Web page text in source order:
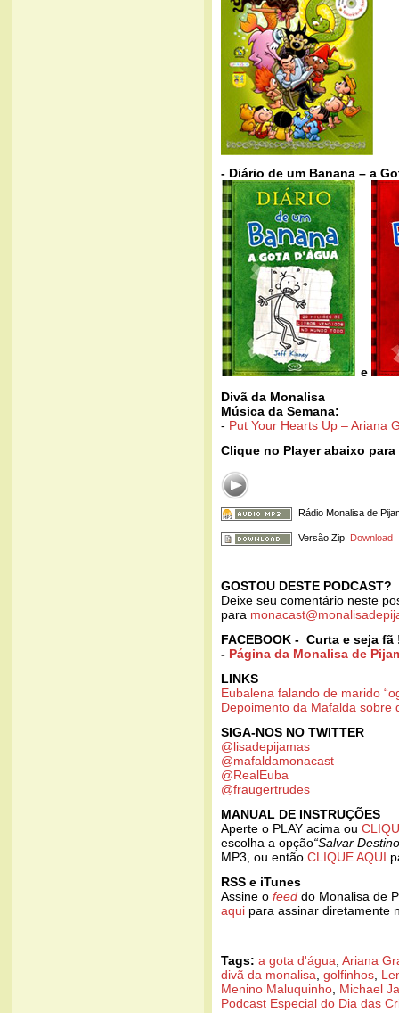
- Diário de um Banana – a
e
Divã da Monalisa
Música da Semana:
- Put Your Hearts Up – Ariana
Clique no Player abaixo
Rádio Monalisa de
Versão Zip Download
GOSTOU DESTE PODCAST?
Deixe seu comentário neste
para
FACEBOOK - Curta e seja fã
- Página da Monalisa de
LINKS
Eubalena falando de marido
Depoimento da Mafalda sobre
SIGA-NOS NO TWITTER
@lisadepijamas
@mafaldamonacast
@RealEuba
@fraugertrudes
MANUAL DE INSTRUÇÕES
Aperte o PLAY acima ou
escolha a opção“Salvar
MP3, ou então CLIQUE AQUI
RSS e iTunes
Assine o feed do Monalisa de
aqui para assinar diretamente
Tags: a gota d'água Ariana
divã da monalisa golfinhos
Menino Maluquinho Michael
Podcast Especial do Dia das